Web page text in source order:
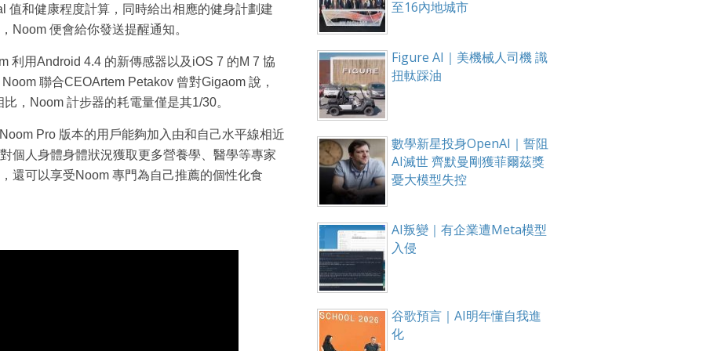
值和健康程度計算，同時給出相應的健身計劃建
Noom 便會給你發送提醒通知。
利用Android 4.4 的新傳感器以及iOS 7 的M 7 協
Noom 聯合CEOArtem Petakov 曾對Gigaom 說，
，Noom 計步器的耗電量僅是其1/30。
Pro 版本的用戶能夠加入由和自己水平線相近
個人身體身體狀況獲取更多營養學、醫學等專家
還可以享受Noom 專門為自己推薦的個性化食
至16內地城市
Figure AI｜美機械人司機 識
扭軚踩油
數學新星投身OpenAI｜誓阻
AI滅世 齊默曼剛獲菲爾茲獎
憂大模型失控
AI叛變｜有企業遭Meta模型
入侵
谷歌預言｜AI明年懂自我進
化